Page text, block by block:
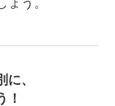
、
！